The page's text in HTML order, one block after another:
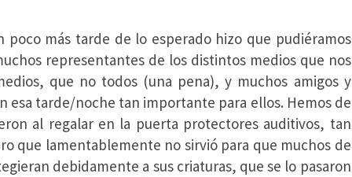
poco más tarde de lo esperado hizo que pudiéramos
representantes de los distintos medios que nos
que no todos (una pena), y muchos amigos y
esa tarde/noche tan importante para ellos. Hemos de
al regalar en la puerta protectores auditivos, tan
que lamentablemente no sirvió para que muchos de
debidamente a sus criaturas, que se lo pasaron